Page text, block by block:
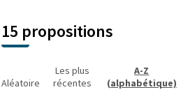
15 propositions
Aléatoire
Les plus
récentes
A-Z
(alphabétique)